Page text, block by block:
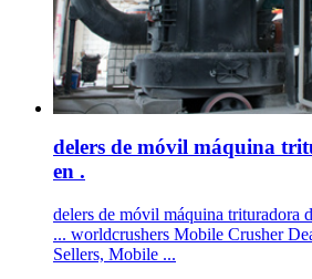
delers de móvil máquina
en .
delers de móvil máquina trituradora
... worldcrushers Mobile Crusher
Sellers, Mobile ...